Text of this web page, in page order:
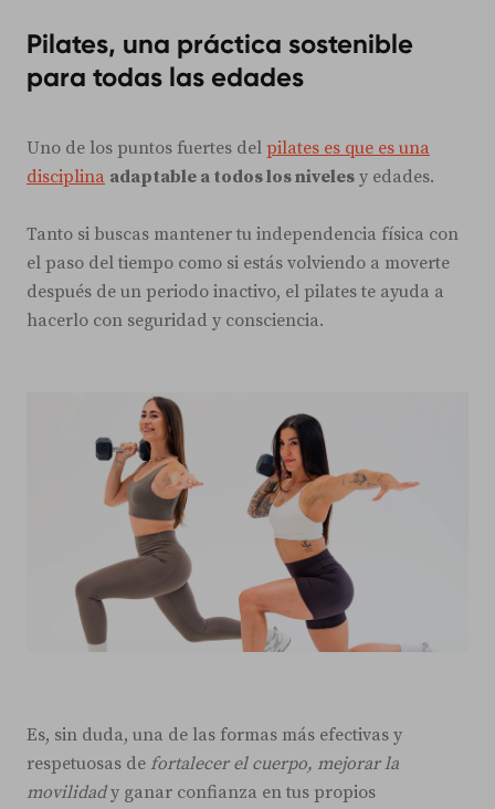
Pilates, una práctica sostenible
para todas las edades
Uno de los puntos fuertes del pilates es que es una
disciplina adaptable a todos los niveles y edades.
Tanto si buscas mantener tu independencia física con
el paso del tiempo como si estás volviendo a moverte
después de un periodo inactivo, el pilates te ayuda a
hacerlo con seguridad y consciencia.
Es, sin duda, una de las formas más efectivas y
respetuosas de fortalecer el cuerpo, mejorar la
movilidady ganar confianza en tus propios